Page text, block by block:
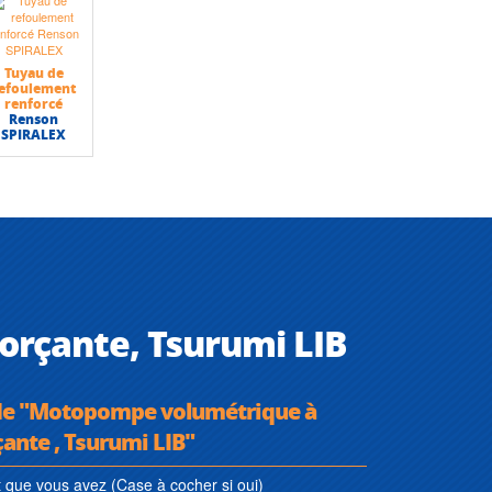
Tuyau de
renforcé
Renson
SPIRALEX
Tsurumi LIB
"Motopompe volumétrique à
, Tsurumi LIB"
vous avez (Case à cocher si oui)